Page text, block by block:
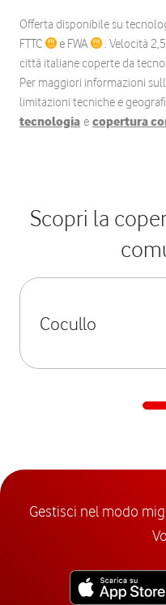
Offerta disponibile su
FTTC
e FWA
. Velocità
città italiane coperte da
Per maggiori informazioni
limitazioni tecniche e
tecnologia e copertura
Scopri la
Cocullo
Gestisci nel modo